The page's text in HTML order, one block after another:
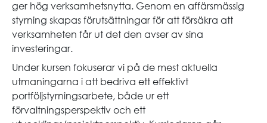
ger hög verksamhetsnytta. Genom en affärsmässig
styrning skapas förutsättningar för att försäkra att
verksamheten får ut det den avser av sina
investeringar.
Under kursen fokuserar vi på de mest aktuella
utmaningarna i att bedriva ett effektivt
portföljstyrningsarbete, både ur ett
förvaltningsperspektiv och ett